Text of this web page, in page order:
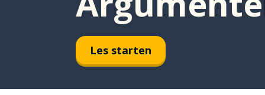
Les starten